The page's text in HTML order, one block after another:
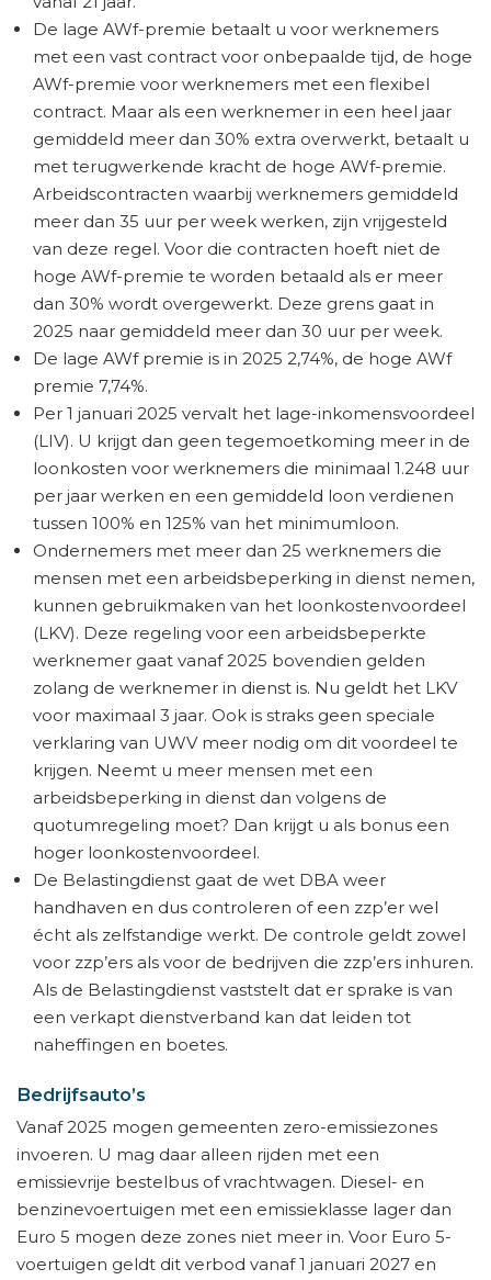
De lage AWf-premie betaalt u voor werknemers
met een vast contract voor onbepaalde tijd, de hoge
AWf-premie voor werknemers met een flexibel
contract. Maar als een werknemer in een heel jaar
gemiddeld meer dan 30% extra overwerkt, betaalt u
met terugwerkende kracht de hoge AWf-premie.
Arbeidscontracten waarbij werknemers gemiddeld
meer dan 35 uur per week werken, zijn vrijgesteld
van deze regel. Voor die contracten hoeft niet de
hoge AWf-premie te worden betaald als er meer
dan 30% wordt overgewerkt. Deze grens gaat in
2025 naar gemiddeld meer dan 30 uur per week.
De lage AWf premie is in 2025 2,74%, de hoge AWf
premie 7,74%.
Per 1 januari 2025 vervalt het lage-inkomensvoordeel
(LIV). U krijgt dan geen tegemoetkoming meer in de
loonkosten voor werknemers die minimaal 1.248 uur
per jaar werken en een gemiddeld loon verdienen
tussen 100% en 125% van het minimumloon.
Ondernemers met meer dan 25 werknemers die
mensen met een arbeidsbeperking in dienst nemen,
kunnen gebruikmaken van het loonkostenvoordeel
(LKV). Deze regeling voor een arbeidsbeperkte
werknemer gaat vanaf 2025 bovendien gelden
zolang de werknemer in dienst is. Nu geldt het LKV
voor maximaal 3 jaar. Ook is straks geen speciale
verklaring van UWV meer nodig om dit voordeel te
krijgen. Neemt u meer mensen met een
arbeidsbeperking in dienst dan volgens de
quotumregeling moet? Dan krijgt u als bonus een
hoger loonkostenvoordeel.
De Belastingdienst gaat de wet DBA weer
handhaven en dus controleren of een zzp’er wel
écht als zelfstandige werkt. De controle geldt zowel
voor zzp’ers als voor de bedrijven die zzp’ers inhuren.
Als de Belastingdienst vaststelt dat er sprake is van
een verkapt dienstverband kan dat leiden tot
naheffingen en boetes.
Bedrijfsauto’s
Vanaf 2025 mogen gemeenten zero-emissiezones
invoeren. U mag daar alleen rijden met een
emissievrije bestelbus of vrachtwagen. Diesel- en
benzinevoertuigen met een emissieklasse lager dan
Euro 5 mogen deze zones niet meer in. Voor Euro 5-
voertuigen geldt dit verbod vanaf 1 januari 2027 en